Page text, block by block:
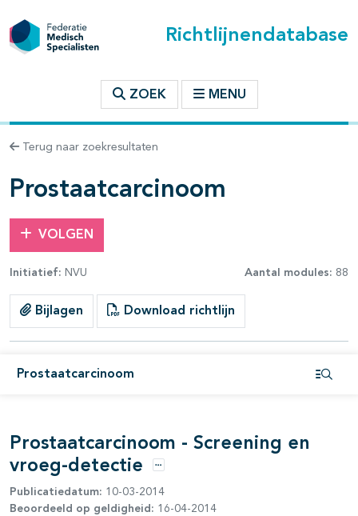
Richtlijnendatabase
ZOEK MENU
Terug naar zoekresultaten
Prostaatcarcinoom
VOLGEN
Initiatief: NVU Aantal modules: 88
Bijlagen Download richtlijn
Prostaatcarcinoom
binnen deze richtlijn
open- en dichtklappen
open- en dichtklappen
open- en dichtklappen
open- en dichtklappen
open- en dichtklappen
Prostaatcarcinoom - Screening en
vroeg-detectie
Opties
Publicatiedatum: 10-03-2014
Beoordeeld op geldigheid: 16-04-2014